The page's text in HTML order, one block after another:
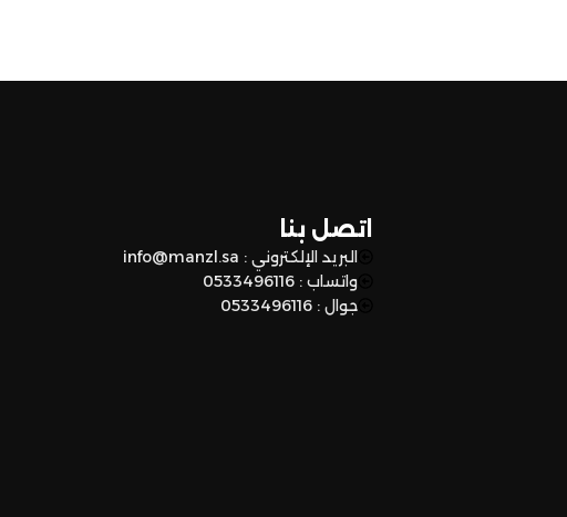
اتصل بنا
البريد الإلكتروني : info@manzl.sa
واتساب : 0533496116
جوال : 0533496116